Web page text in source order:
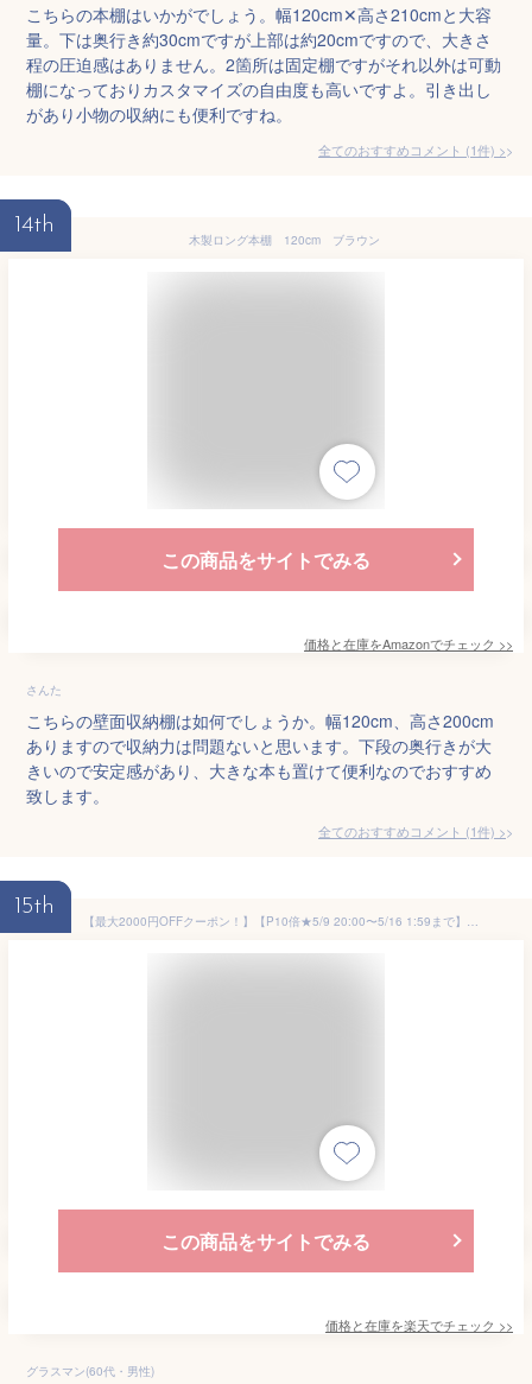
こちらの本棚はいかがでしょう。幅120cm✕高さ210cmと大容
量。下は奥行き約30cmですが上部は約20cmですので、大きさ
程の圧迫感はありません。2箇所は固定棚ですがそれ以外は可動
棚になっておりカスタマイズの自由度も高いですよ。引き出し
があり小物の収納にも便利ですね。
全てのおすすめコメント (1件) >
14th
木製ロング本棚 120cm ブラウン
この商品をサイトでみる
価格と在庫をAmazonでチェック >>
さんた
こちらの壁面収納棚は如何でしょうか。幅120cm、高さ200cm
ありますので収納力は問題ないと思います。下段の奥行きが大
きいので安定感があり、大きな本も置けて便利なのでおすすめ
致します。
全てのおすすめコメント (1件) >
15th
【最大2000円OFFクーポン！】【P10倍★5/9 20:00〜5/16 1:59まで】ベルメゾン 突っ張り木製シェルフ 「 ブラウン 」◆C／75×17◆ ◇ 家具 収納 リビング ラック ウッド 天然木 つっぱり 棚 奥行 大容量 シンプル 北欧 シェルフ 木製 ◇
この商品をサイトでみる
価格と在庫を楽天でチェック >>
グラスマン(60代・男性)